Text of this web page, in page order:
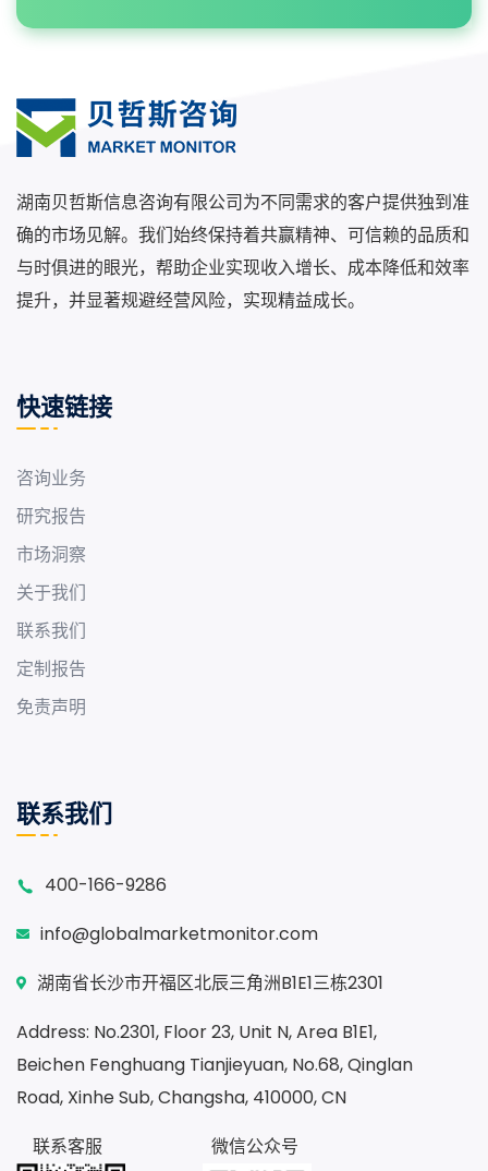
湖南贝哲斯信息咨询有限公司为不同需求的客户提供独到准
确的市场见解。我们始终保持着共赢精神、可信赖的品质和
与时俱进的眼光，帮助企业实现收入增长、成本降低和效率
提升，并显著规避经营风险，实现精益成长。
快速链接
咨询业务
研究报告
市场洞察
关于我们
联系我们
定制报告
免责声明
联系我们
400-166-9286
info@globalmarketmonitor.com
湖南省长沙市开福区北辰三角洲B1E1三栋2301
Address: No.2301, Floor 23, Unit N, Area B1E1,
Beichen Fenghuang Tianjieyuan, No.68, Qinglan
Road, Xinhe Sub, Changsha, 410000, CN
联系客服
微信公众号